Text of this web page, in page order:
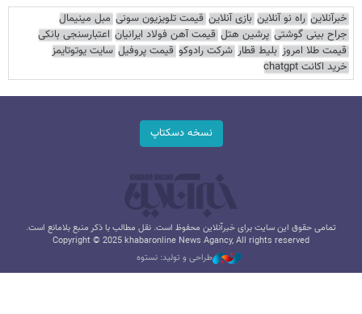
خبرآنلاین راه نو آنلاین بازی آنلاین قیمت تلویزیون سونی مبل مینیمال
جراح بینی گوشتی پرشین هتل قیمت آهن فولاد ایرانیان اعتبارسنجی بانکی
قیمت طلا امروز بلیط قطار شرکت رادوکو قیمت پروفیل سایت یوتوتایمز
خرید اکانت chatgpt
نسخه دسکتاپ
تمامی حقوق این سایت برای خبرآنلاین محفوظ است. نقل مطالب با ذکر منبع بلامانع است.
Copyright © 2025 khabaronline News Agancy, All rights reserved
طراحی و تولید: نستوه